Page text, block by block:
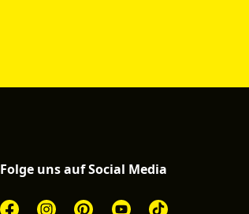
Folge uns auf Social Media